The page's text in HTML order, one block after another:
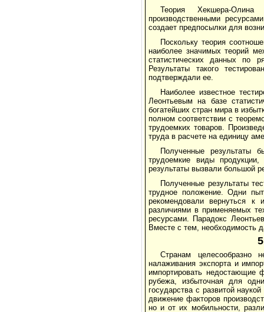
Теория Хекшера-Олина
производственными
создает предпосылки для
Поскольку теория
наиболее значимых теорий
статистических данных по
Результаты такого
подтверждали ее.
Наиболее известное
Леонтьевым на базе
богатейших стран мира в
полном соответствии с
трудоемких товаров.
труда в расчете на единицу
Полученные результаты
трудоемкие виды
результаты вызвали большой
Полученные результаты
трудное положение. Одни
рекомендовали вернуться
различиями в применяемых
ресурсами. Парадокс
Вместе с тем, необходимость
Странам целесообразно
налаживания экспорта и
импортировать недостающие
рубежа, избыточная для
государства с развитой
движение факторов
но и от их мобильности,